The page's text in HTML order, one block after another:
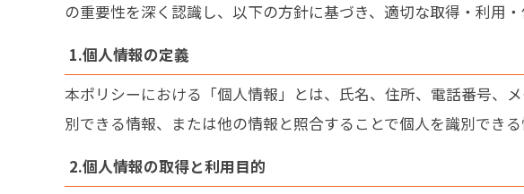
の重要性を深く認識し、以下の方針に基づき、適切な取得・利用・
1.個人情報の定義
本ポリシーにおける「個人情報」とは、氏名、住所、電話番号、
別できる情報、または他の情報と照合することで個人を識別できる
2.個人情報の取得と利用目的